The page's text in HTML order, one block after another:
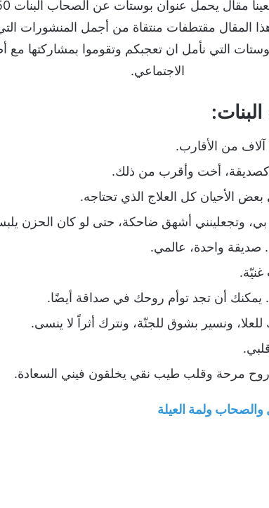
في هذا المقال مقتطفات منتقاة من أجمل المنشورات
التي نأمل ان تعجبكم وتقوموا بمشاركتها
الاجتماعي.
من الأقارب.
أخت وأقرب من ذلك.
الأحيان كل العلاج الذي تحتاجه.
بي، وتجعلينني أشهق ضاحكة، حتى لو كان الحزن
صديقة واحدة، عالمي.
يمكنك أن تجد توأم روحك في صداقة أيضًا.
ونسير بشوق للجنّة، ونترك أثراً لا ينسى.
مرحة وقلب طيب نقي يخلقون فيني السعادة.
ولمة العيلة